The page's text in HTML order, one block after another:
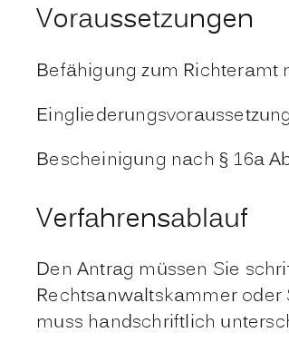
Voraussetzungen
Befähigung zum Richteramt
Bescheinigung nach § 16a
Verfahrensablauf
Den Antrag müssen Sie
Rechtsanwaltskammer
muss handschriftlich